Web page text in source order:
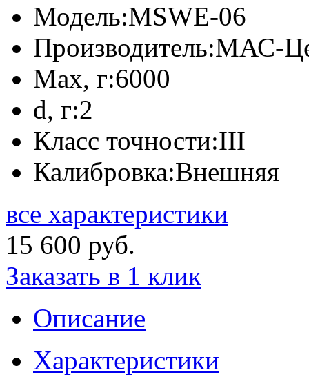
Модель:MSWE-06
Производитель:МАС-
Max, г:6000
d, г:2
Класс точности:III
Калибровка:Внешняя
все характеристики
15 600 руб.
Заказать в 1 клик
Описание
Характеристики